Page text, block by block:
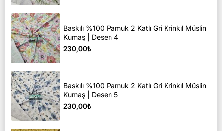
Baskılı %100 Pamuk 2 Katlı Gri Krinkıl Müslin
Kumaş | Desen 4
230,00₺
Baskılı %100 Pamuk 2 Katlı Gri Krinkıl Müslin
Kumaş | Desen 5
230,00₺